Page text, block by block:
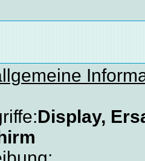
Display,